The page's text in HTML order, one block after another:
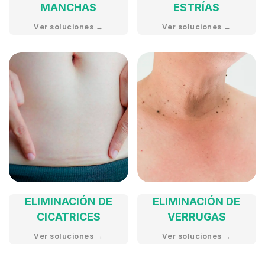
MANCHAS
Ver soluciones →
ESTRÍAS
Ver soluciones →
ELIMINACIÓN DE
CICATRICES
Ver soluciones →
ELIMINACIÓN DE
VERRUGAS
Ver soluciones →